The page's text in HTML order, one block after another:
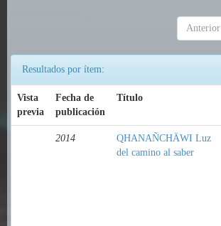
Anterior
Resultados por ítem:
Vista
previa
Fecha de
publicación
Título
2014
QHANAÑCHÄWI Luz
del camino al saber